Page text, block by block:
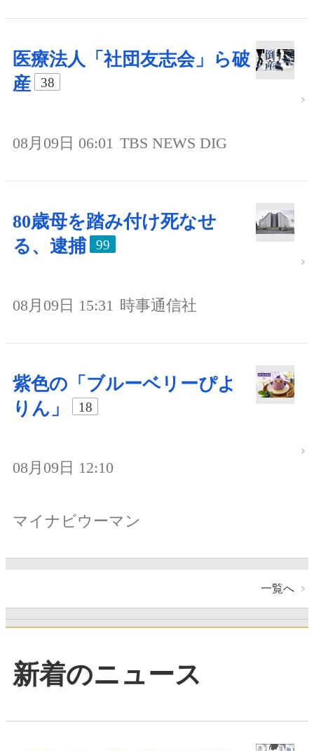
医療法人「社団友志会」ら破
産
38
08月09日 06:01 TBS NEWS DIG
80歳母を踏み付け死なせ
る、逮捕
99
08月09日 15:31 時事通信社
紫色の「ブルーベリーぴよ
りん」
18
08月09日 12:10
マイナビウーマン
一覧へ
新着のニュース